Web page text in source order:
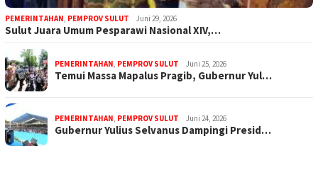
PEMERINTAHAN, PEMPROV SULUT Juni 29, 2026
Sulut Juara Umum Pesparawi Nasional XIV,…
PEMERINTAHAN, PEMPROV SULUT Juni 25, 2026
Temui Massa Mapalus Pragib, Gubernur Yul…
PEMERINTAHAN, PEMPROV SULUT Juni 24, 2026
Gubernur Yulius Selvanus Dampingi Presid…